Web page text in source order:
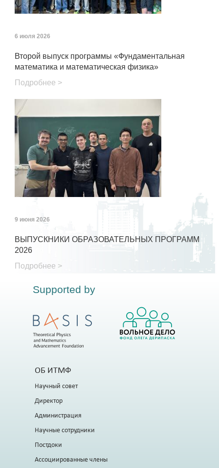
6 июля 2026
Второй выпуск программы «Фундаментальная
математика и математическая физика»
Подробнее >
9 июня 2026
ВЫПУСКНИКИ ОБРАЗОВАТЕЛЬНЫХ ПРОГРАММ
2026
Подробнее >
Supported by
ОБ ИТМФ
Научный совет
Директор
Администрация
Научные сотрудники
Постдоки
Ассоциированные члены